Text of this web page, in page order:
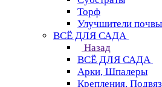
Торф
Улучшители почвы
ВСЁ ДЛЯ САДА
Назад
ВСЁ ДЛЯ САДА
Арки, Шпалеры
Крепления,